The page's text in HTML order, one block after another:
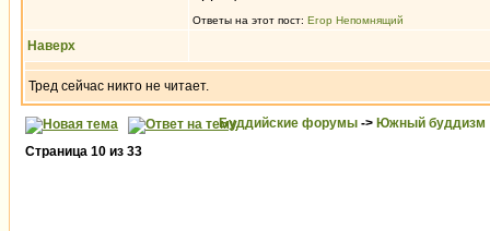
Ответы на этот пост: Егор Непомнящий
Наверх
Тред сейчас никто не читает.
Буддийские форумы -> Южный буддизм
Страница 10 из 33